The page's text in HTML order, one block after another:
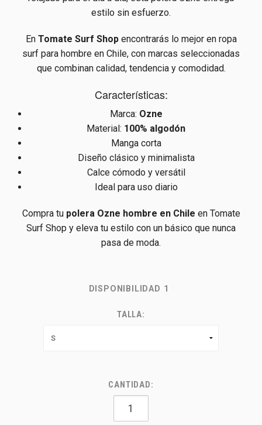
estilo sin esfuerzo.
En Tomate Surf Shopencontrarás lo mejor en ropa
surf para hombre en Chile, con marcas seleccionadas
que combinan calidad, tendencia y comodidad.
Características:
Marca: Ozne
Material: 100% algodón
Manga corta
Diseño clásico y minimalista
Calce cómodo y versátil
Ideal para uso diario
Compra tu polera Ozne hombre en Chile en Tomate
Surf Shop y eleva tu estilo con un básico que nunca
pasa de moda.
DISPONIBILIDAD 1
TALLA:
CANTIDAD: